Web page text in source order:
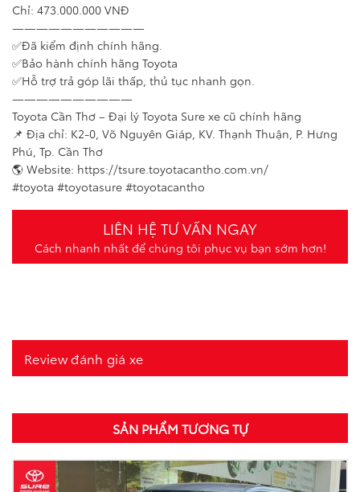
Chỉ: 473.000.000 VNĐ
———————————
✅Đã kiểm định chính hãng.
✅Bảo hành chính hãng Toyota
✅Hỗ trợ trả góp lãi thấp, thủ tục nhanh gọn.
——————————
Toyota Cần Thơ – Đại lý Toyota Sure xe cũ chính hãng
📌 Địa chỉ: K2-0, Võ Nguyên Giáp, KV. Thạnh Thuận, P. Hưng
Phú, Tp. Cần Thơ
🌎 Website: https://tsure.toyotacantho.com.vn/
#toyota #toyotasure #toyotacantho
LIÊN HỆ TƯ VẤN NGAY
Cách nhanh nhất để chúng tôi phục vụ bạn sớm hơn!
Review đánh giá xe
SẢN PHẨM TƯƠNG TỰ